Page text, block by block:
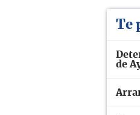
Te
de